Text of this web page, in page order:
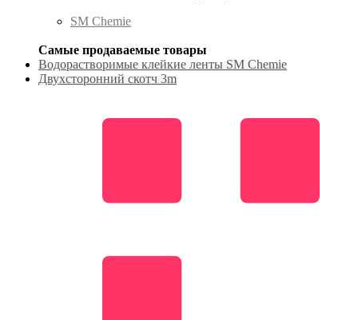
SM Chemie
Самые продаваемые товары
Водорастворимые клейкие ленты SM Chemie
Двухсторонний скотч 3m